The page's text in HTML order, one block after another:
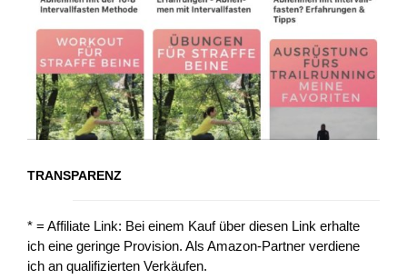
TRANSPARENZ
* = Affiliate Link: Bei einem Kauf über diesen Link erhalte
ich eine geringe Provision. Als Amazon-Partner verdiene
ich an qualifizierten Verkäufen.